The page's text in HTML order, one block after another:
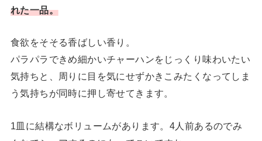
れた一品。
食欲をそそる香ばしい香り。
パラパラできめ細かいチャーハンをじっくり味わいたい
気持ちと、周りに目を気にせずかきこみたくなってしま
う気持ちが同時に押し寄せてきます。
1皿に結構なボリュームがあります。4人前あるのでみ